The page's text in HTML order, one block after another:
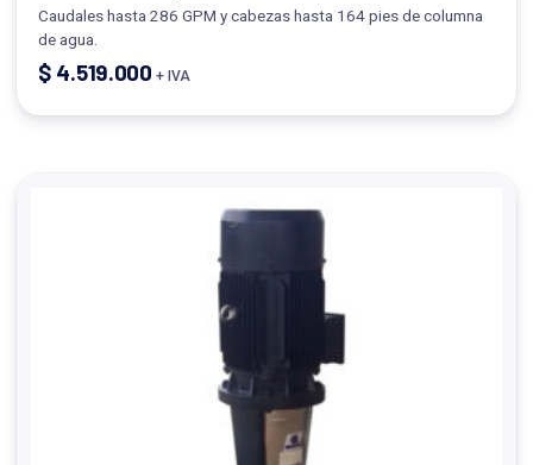
Caudales hasta 286 GPM y cabezas hasta 164 pies de columna
de agua.
$ 4.519.000 + IVA